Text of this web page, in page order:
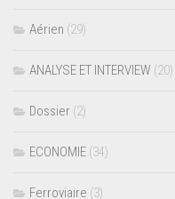
Aérien (29)
ANALYSE ET INTERVIEW (20)
Dossier (2)
ECONOMIE (34)
Ferroviaire (3)